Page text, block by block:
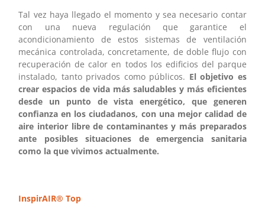
Tal vez haya llegado el momento y sea necesario contar
con una nueva regulación que garantice el
acondicionamiento de estos sistemas de ventilación
mecánica controlada, concretamente, de doble flujo con
recuperación de calor en todos los edificios del parque
instalado, tanto privados como públicos. El objetivo es
crear espacios de vida más saludables y más eficientes
desde un punto de vista energético, que generen
confianza en los ciudadanos, con una mejor calidad de
aire interior libre de contaminantes y más preparados
ante posibles situaciones de emergencia sanitaria
como la que vivimos actualmente.
InspirAIR® Top